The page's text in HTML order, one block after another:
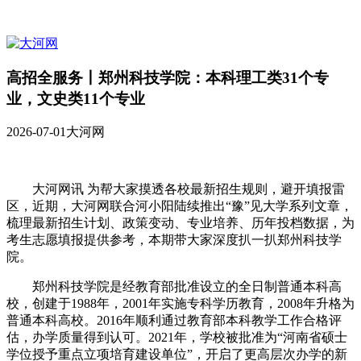
高招全服务丨郑州科技学院：本科理工类31个专
业，文史类11个专业
2026-07-01大河网
大河网讯 为帮大家摸透各校最新招生规则，避开填报雷
区，近期，大河网联合河小阳陆续推出“豫”见大学系列文章，
梳理最新招生计划、政策变动、专业培养、历年投档数据，为
考生志愿填报提供参考，本期带大家深度扒一扒郑州科技学
院。
郑州科技学院是经教育部批准设立的全日制普通本科高
校，创建于1988年，2001年实施专科学历教育，2008年升格为
普通本科高校。2016年顺利通过教育部本科教学工作合格评
估，办学质量得到认可。2021年，学校被批准为“河南省硕士
学位授予重点立项培育建设单位”，开启了更高层次办学的新